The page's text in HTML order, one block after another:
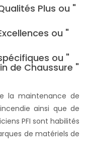
Plus ou "
ou "
ou "
de Chaussure "
la maintenance de
ainsi que de
PFI sont habilités
de matériels de